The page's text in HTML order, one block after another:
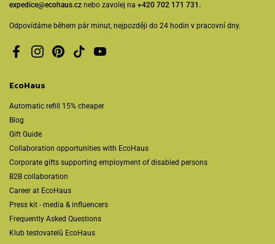
expedice@ecohaus.cz nebo zavolej na +420 702 171 731.
Odpovídáme během pár minut, nejpozději do 24 hodin v pracovní dny.
FacebookInstagramPinterestTikTokYouTube
EcoHaus
Automatic refill 15% cheaper
Blog
Gift Guide
Collaboration opportunities with EcoHaus
Corporate gifts supporting employment of disabled persons
B2B collaboration
Career at EcoHaus
Press kit - media & influencers
Frequently Asked Questions
Klub testovatelů EcoHaus